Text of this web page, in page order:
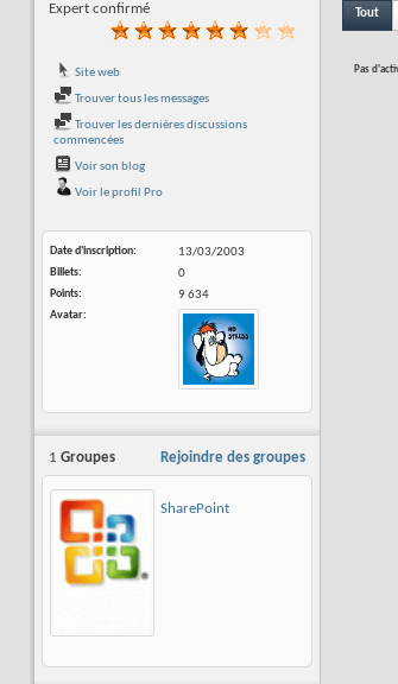
Expert confirmé
Site web
Trouver tous les messages
Trouver les dernières discussions
commencées
Voir son blog
Voir le profil Pro
Date d'inscription
13/03/2003
Billets
0
Points
9 634
Avatar
Rejoindre des groupes
1 Groupes
SharePoint
Tout
Pas